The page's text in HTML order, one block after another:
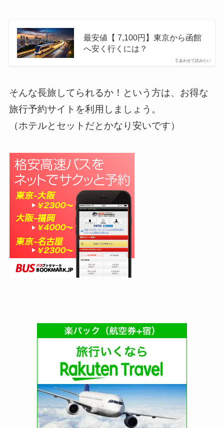
あわせて読みたい
最安値【 7,100円】東京から函館
へ安く行くには？
そんな長旅してられるか！という方は、お得な
旅行予約サイトを利用しましょう。
（ホテルとセットだとかなり安いです）